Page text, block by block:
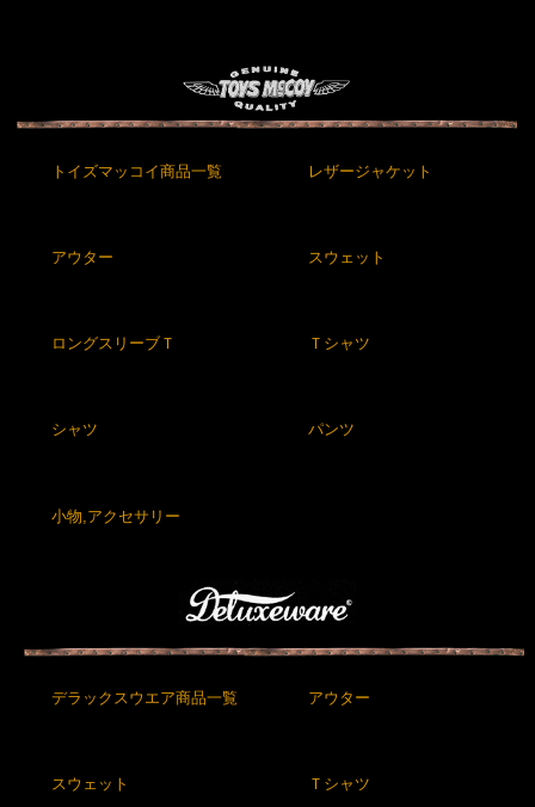
トイズマッコイ商品一覧 レザージャケット
アウター スウェット
ロングスリーブＴ Ｔシャツ
シャツ パンツ
小物,アクセサリー
デラックスウエア商品一覧 アウター
スウェット Ｔシャツ